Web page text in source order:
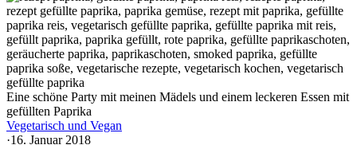
Eine schöne Party mit meinen Mädels und einem leckeren Essen mit
gefüllten Paprika
Vegetarisch und Vegan
·16. Januar 2018